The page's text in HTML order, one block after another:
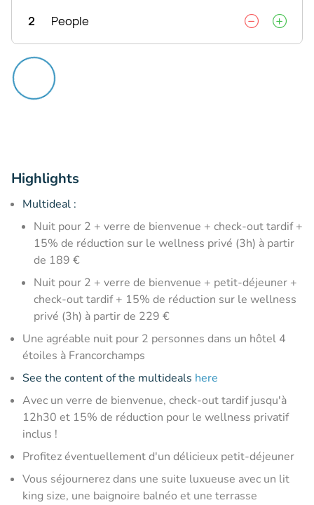
2 People
Highlights
Multideal :
Nuit pour 2 + verre de bienvenue + check-out tardif +
15% de réduction sur le wellness privé (3h) à partir
de 189 €
Nuit pour 2 + verre de bienvenue + petit-déjeuner +
check-out tardif + 15% de réduction sur le wellness
privé (3h) à partir de 229 €
Une agréable nuit pour 2 personnes dans un hôtel 4
étoiles à Francorchamps
See the content of the multideals here
Avec un verre de bienvenue, check-out tardif jusqu'à
12h30 et 15% de réduction pour le wellness privatif
inclus !
Profitez éventuellement d'un délicieux petit-déjeuner
Vous séjournerez dans une suite luxueuse avec un lit
king size, une baignoire balnéo et une terrasse